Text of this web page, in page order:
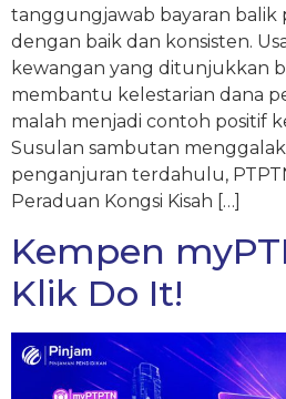
tanggungjawab bayaran balik
dengan baik dan konsisten.
kewangan yang ditunjukkan
membantu kelestarian dana
malah menjadi contoh positif
Susulan sambutan
penganjuran terdahulu,
Peraduan Kongsi Kisah […]
Kempen
Klik Do It!